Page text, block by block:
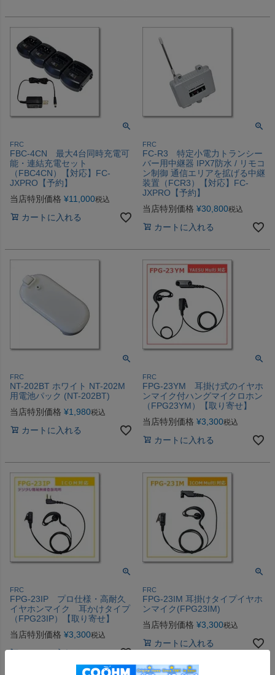
FRC
FBC-4CN 最大4台同時充電可
能・連結充電セット
（FBC4CN）【対応】FC-
JXPRO【予約】
当店特別価格 ¥11,000税込
カートに入れる
FRC
FC-R3 特定小電力トランシー
バー用中継器 IPX7防水 / リモコ
ン制御 通信エリアを拡げる中継
装置（FCR3）【対応】FC-
JXPRO【予約】
当店特別価格 ¥30,800税込
カートに入れる
FRC
NT-202BT ホワイト NT-202M
用電池パック (NT-202BT)
当店特別価格 ¥1,980税込
カートに入れる
FRC
FPG-23YM 耳掛け式のイヤホ
ンマイク付ハングマイクロホン
（FPG23YM）【取り寄せ】
当店特別価格 ¥3,300税込
カートに入れる
FRC
FPG-23IP プロ仕様・高耐久
イヤホンマイク 耳かけタイプ
（FPG23IP）【取り寄せ】
当店特別価格 ¥3,300税込
カートに入れる
FRC
FPG-23IM 耳掛けタイプイヤホ
ンマイク(FPG23IM)
当店特別価格 ¥3,300税込
カートに入れる